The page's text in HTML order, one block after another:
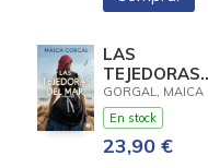
LAS
TEJEDORAS
DEL MAR
GORGAL, MAICA
En stock
23,90 €